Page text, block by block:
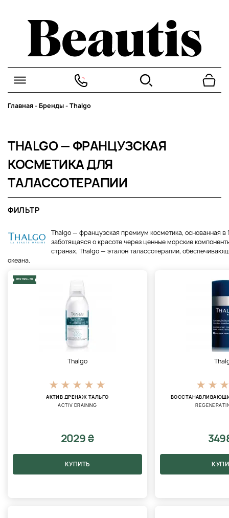
Главная-Бренды-Thalgo
THALGO — ФРАНЦУЗСКАЯ
КОСМЕТИКА ДЛЯ
ТАЛАССОТЕРАПИИ
ФИЛЬТР
Thalgo — французская премиум косметика, основанная в
заботящаяся о красоте через ценные морские
странах, Thalgo — эталон талассотерапии,
океана.
BESTSELLER
Thalgo
АКТИВ ДРЕНАЖ ТАЛЬГО
ACTIV DRAINING
2029 ₴
КУПИТЬ